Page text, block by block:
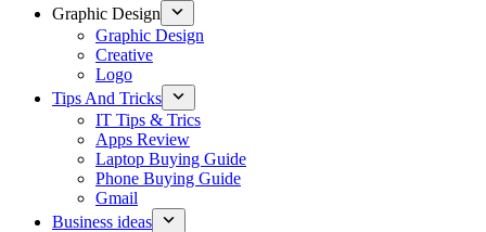
Graphic Design
Graphic Design
Creative
Logo
Tips And Tricks
IT Tips & Trics
Apps Review
Laptop Buying Guide
Phone Buying Guide
Gmail
Business ideas